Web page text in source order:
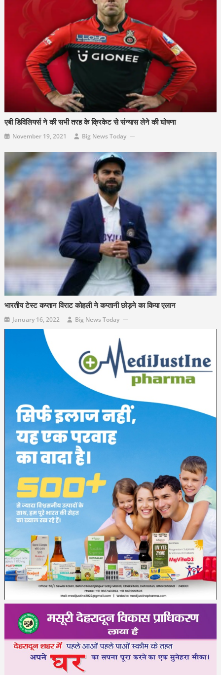
एबी डिविलियर्स ने की सभी तरह के क्रिकेट से संन्यास लेने की घोषणा
November 19, 2021 Big News Today
भारतीय टेस्ट कप्तान विराट कोहली ने कप्तानी छोड़ने का किया एलान
January 16, 2022 Big News Today